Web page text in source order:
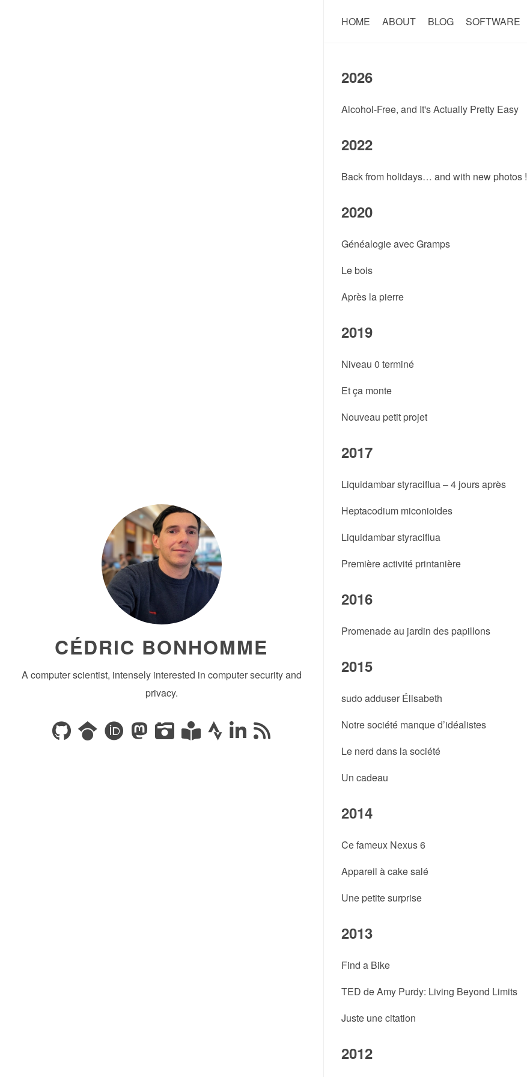
CÉDRIC BONHOMME
A computer scientist, intensely interested in computer security and
privacy.
HOME ABOUT BLOG SOFTWARE
2026
Alcohol-Free, and It's Actually Pretty Easy
2022
Back from holidays… and with new photos !
2020
Généalogie avec Gramps
Le bois
Après la pierre
2019
Niveau 0 terminé
Et ça monte
Nouveau petit projet
2017
Liquidambar styraciflua – 4 jours après
Heptacodium miconioides
Liquidambar styraciflua
Première activité printanière
2016
Promenade au jardin des papillons
2015
sudo adduser Élisabeth
Notre société manque d’idéalistes
Le nerd dans la société
Un cadeau
2014
Ce fameux Nexus 6
Appareil à cake salé
Une petite surprise
2013
Find a Bike
TED de Amy Purdy: Living Beyond Limits
Juste une citation
2012